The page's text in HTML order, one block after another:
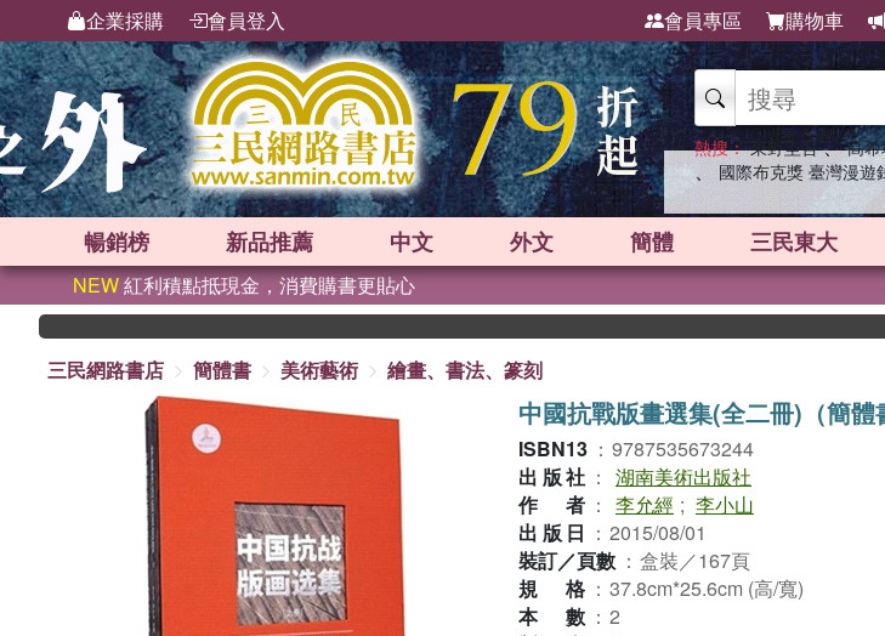
企業採購 會員登入 會員專區 購物車
熱搜： 東野圭吾 、 高
、 國際布克獎 臺灣漫遊
暢銷榜 新品推薦 中文 外文 簡體 三民東大
NEW紅利積點抵現金，消費購書更貼心
三民網路書店
簡體書 美術藝術 繪畫、書法、篆刻
中國抗戰版畫選集(全二冊)（簡體
ISBN13 ： 9787535673244
出版社 ： 湖南美術出版社
作者 ： 李允經 ; 李小山
出版日 ： 2015/08/01
裝訂／頁數 ： 盒裝／167頁
規格 ： 37.8cm*25.6cm (高/寬)
本數 ： 2